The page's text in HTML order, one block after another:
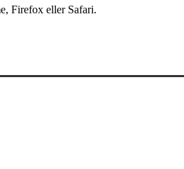
Firefox eller Safari.